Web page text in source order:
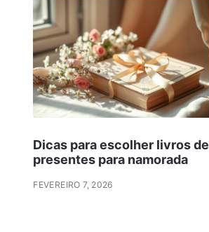
Dicas para escolher livros de
presentes para namorada
FEVEREIRO 7, 2026